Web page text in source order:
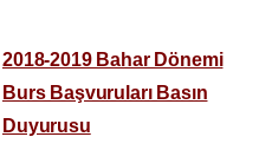
2018-2019 Bahar Dönemi
Burs Başvuruları Basın
Duyurusu